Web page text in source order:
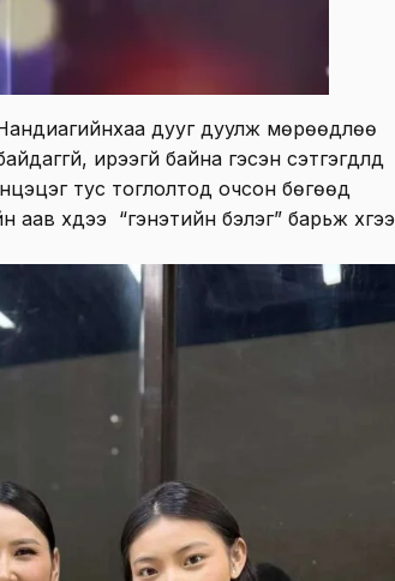
дууг дуулж мөрөөдлөө
ирээгүй байна гэсэн сэтгэгдлүүд
тус тоглолтод очсон бөгөөд
аав хүүдээ “гэнэтийн бэлэг” барьж хүүгээ